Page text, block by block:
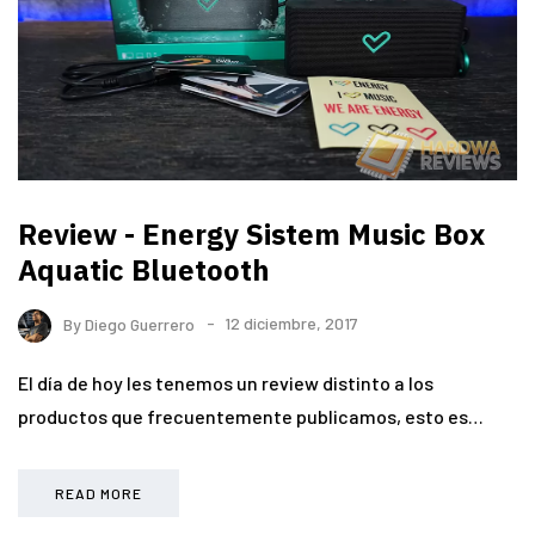
Review - Energy Sistem Music Box
Aquatic Bluetooth
ByDiego Guerrero 12 diciembre, 2017
El día de hoy les tenemos un review distinto a los
productos que frecuentemente publicamos, esto es…
READ MORE